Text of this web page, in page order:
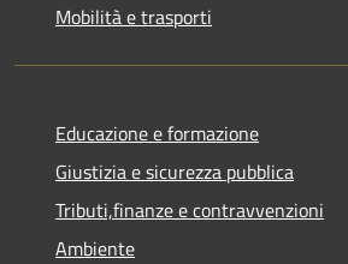
Mobilità e trasporti
Educazione e formazione
Giustizia e sicurezza pubblica
Tributi,finanze e contravvenzioni
Ambiente